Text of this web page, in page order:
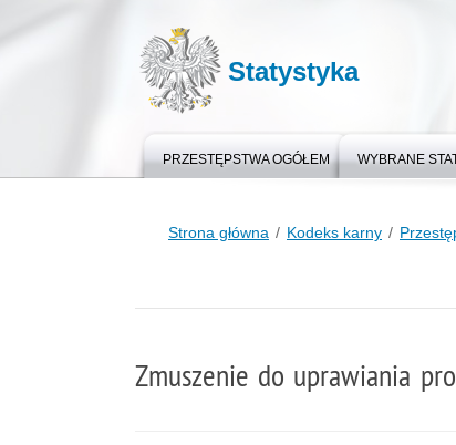
Statystyka
PRZESTĘPSTWA OGÓŁEM WYBRANE
Strona główna Kodeks karny
Zmuszenie do uprawiania